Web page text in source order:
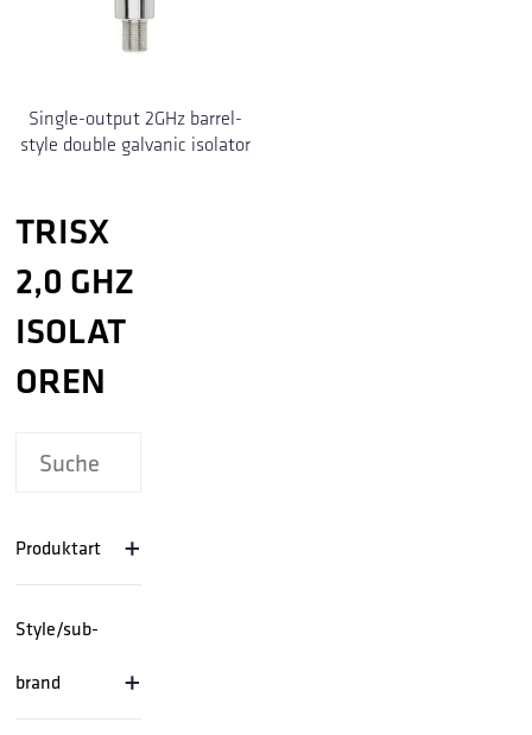
Single-output 2GHz barrel-
style double galvanic isolator
TRISX
2,0 GHZ
ISOLAT
OREN
Produktart +
Style/sub-
brand
+